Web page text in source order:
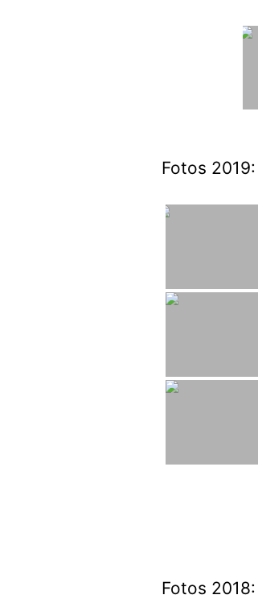
Fotos 2019:
Fotos 2018: